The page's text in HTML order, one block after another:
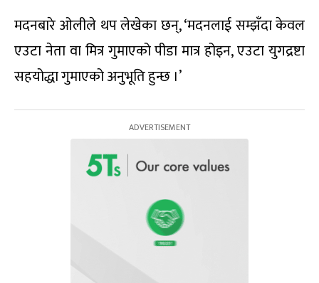
मदनबारे ओलीले थप लेखेका छन्, ‘मदनलाई सम्झँदा केवल
एउटा नेता वा मित्र गुमाएको पीडा मात्र होइन, एउटा युगद्रष्टा
सहयोद्धा गुमाएको अनुभूति हुन्छ ।’